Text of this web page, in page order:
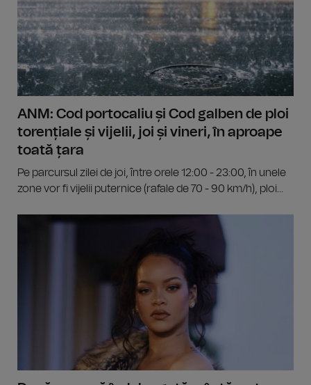
ANM: Cod portocaliu și Cod galben de ploi
torențiale și vijelii, joi și vineri, în aproape
toată țara
Pe parcursul zilei de joi, între orele 12:00 - 23:00, în unele
zone vor fi vijelii puternice (rafale de 70 - 90 km/h), ploi...